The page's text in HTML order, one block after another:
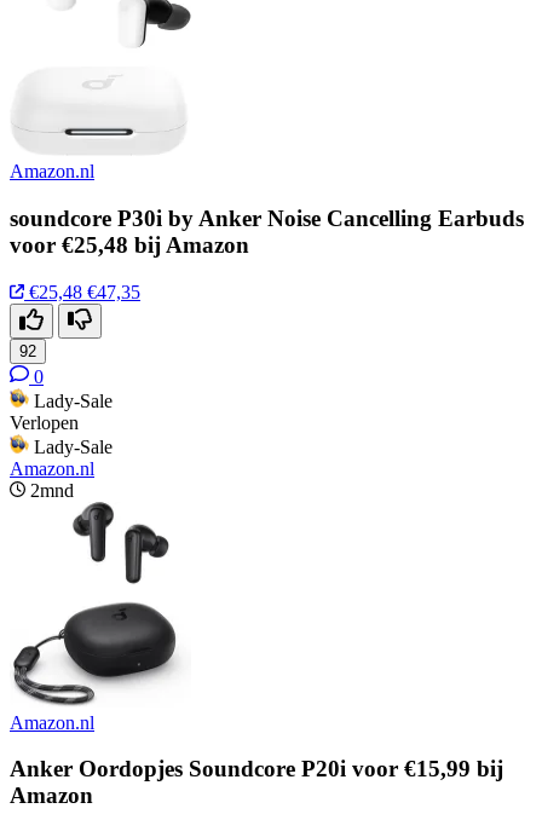
Amazon.nl
soundcore P30i by Anker Noise Cancelling Earbuds
voor €25,48 bij Amazon
€25,48 €47,35
92
0
Lady-Sale
Verlopen
Lady-Sale
Amazon.nl
2mnd
Amazon.nl
Anker Oordopjes Soundcore P20i voor €15,99 bij
Amazon